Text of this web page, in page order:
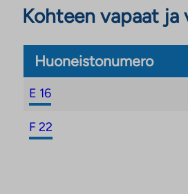
Kohteen vapaat
Huoneistonumero
E 16
F 22